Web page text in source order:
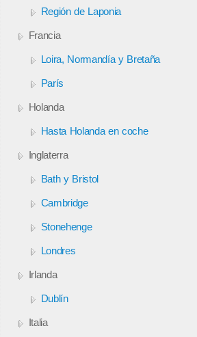
Región de Laponia
Francia
Loira, Normandía y Bretaña
París
Holanda
Hasta Holanda en coche
Inglaterra
Bath y Bristol
Cambridge
Stonehenge
Londres
Irlanda
Dublín
Italia